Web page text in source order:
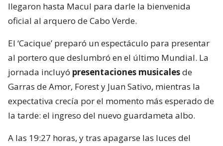
llegaron hasta Macul para darle la bienvenida
oficial al arquero de Cabo Verde.
El ‘Cacique’ preparó un espectáculo para presentar
al portero que deslumbró en el último Mundial. La
jornada incluyó presentaciones musicalesde
Garras de Amor, Forest y Juan Sativo, mientras la
expectativa crecía por el momento más esperado de
la tarde: el ingreso del nuevo guardameta albo.
A las 19:27 horas, y tras apagarse las luces del